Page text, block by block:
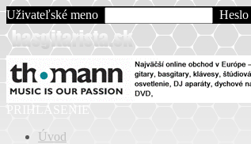
Uživateľské meno Heslo
PRIHLÁSENIE
Úvod